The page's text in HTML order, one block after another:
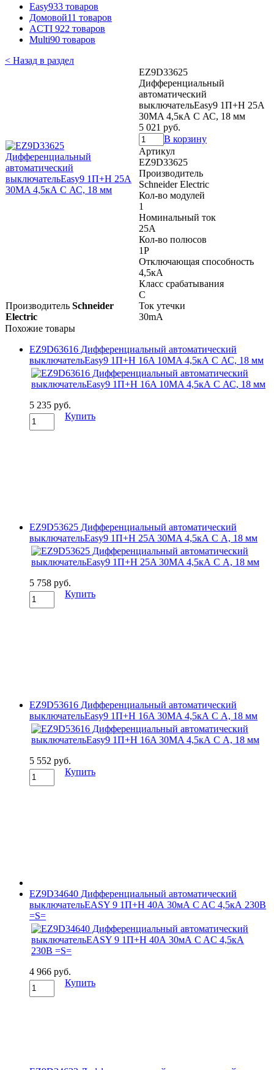
Easy933 товаров
Домовой11 товаров
ACTI 922 товаров
Multi90 товаров
< Назад в раздел
EZ9D33625
Дифференциальный
автоматический
выключательEasy9 1П+Н 25A
30MA 4,5кА C АС, 18 мм
5 021 руб.
В корзину
Артикул
EZ9D33625
Производитель
Schneider Electric
Кол-во модулей
1
Номинальный ток
25А
Кол-во полюсов
1P
Отключающая способность
4,5кА
Класс срабатывания
C
Ток утечки
30mA
Производитель Schneider
Electric
Похожие товары
EZ9D63616 Дифференциальный автоматический
выключательEasy9 1П+Н 16A 10MA 4,5кА C АС, 18 мм
5 235 руб.
Купить
EZ9D53625 Дифференциальный автоматический
выключательEasy9 1П+Н 25A 30MA 4,5кА C А, 18 мм
5 758 руб.
Купить
EZ9D53616 Дифференциальный автоматический
выключательEasy9 1П+Н 16A 30MA 4,5кА C А, 18 мм
5 552 руб.
Купить
EZ9D34640 Дифференциальный автоматический
выключательEASY 9 1П+Н 40А 30мА C AC 4,5кА 230В
=S=
4 966 руб.
Купить